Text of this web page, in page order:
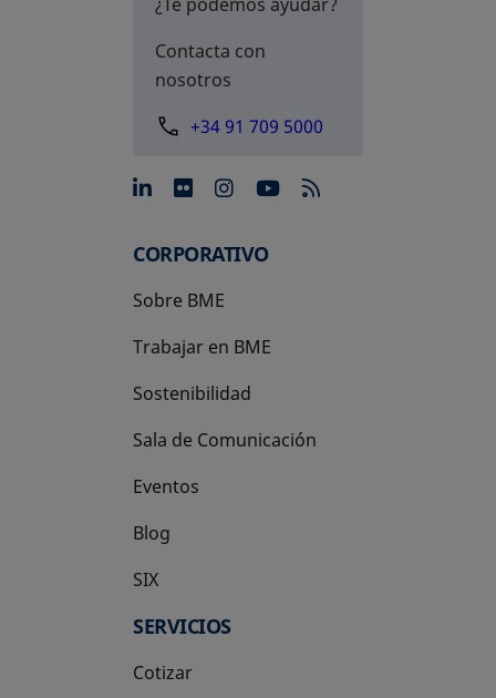
Contacta con
nosotros
+34 91 709 5000
se abre en una pestaña
se abre en una pestaña
se abre en una
se abre en una
CORPORATIVO
Sobre BME
Trabajar en BME
Sostenibilidad
Sala de Comunicación
Eventos
Blog
SIX
se abre en una pestaña nueva
SERVICIOS
Cotizar